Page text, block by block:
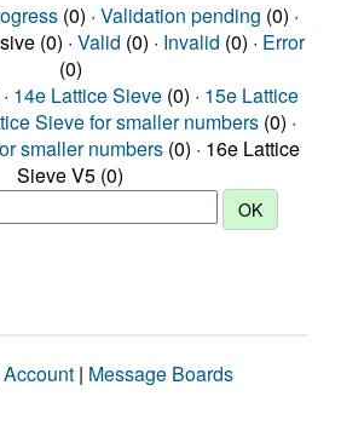
(0) · Validation pending (0) ·
(0) · Valid (0) · Invalid (0) · Error
(0)
14e Lattice Sieve (0) · 15e Lattice
Sieve for smaller numbers (0) ·
smaller numbers (0) · 16e Lattice
Sieve V5 (0)
Account | Message Boards